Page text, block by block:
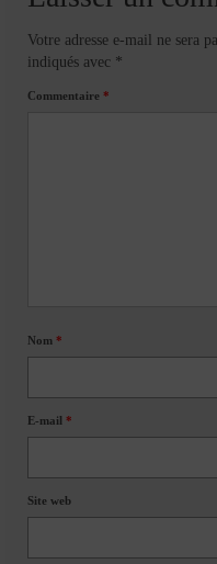
Votre adresse e-mail ne sera
indiqués avec *
Commentaire *
Nom *
E-mail *
Site web